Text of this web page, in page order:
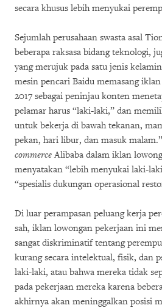
secara khusus lebih menyukai
Sejumlah perusahaan swasta asal
beberapa raksasa bidang teknologi,
yang merujuk pada satu jenis
mesin pencari Baidu memasang
2017 sebagai peninjau konten
pelamar harus “laki-laki,” dan
untuk bekerja di bawah tekanan,
pekan, hari libur, dan masuk
commerceAlibaba dalam iklan
menyatakan “lebih menyukai laki-
“spesialis dukungan operasional
Di luar perampasan peluang kerja
sah, iklan lowongan pekerjaan ini
sangat diskriminatif tentang
kurang secara intelektual, fisik, dan
laki-laki, atau bahwa mereka tidak
pada pekerjaan mereka karena
akhirnya akan meninggalkan posisi